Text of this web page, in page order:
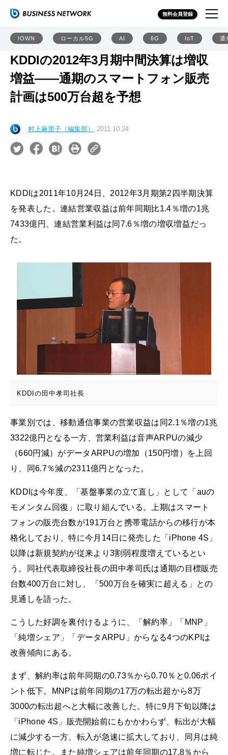
無料会員登録
IOWN ローカル5G AI 6G IoT 通
KDDIの2012年3月期中間決算は増収
増益――通期のスマートフォン販売
計画は500万台超を予想
村上麻里子（編集部） 2011.10.24
KDDIは2011年10月24日、2012年3月期第2四半期決算
を発表した。連結営業収益は前年同期比1.4％増の1兆
7433億円、連結営業利益は同7.6％増の増収増益だっ
た。
KDDIの田中孝司社長
事業別では、移動通信事業の営業収益は同2.1％増の1兆
3322億円となる一方、営業利益は音声ARPUの減少
（660円減）がデータARPUの増加（150円増）を上回
り、同6.7％減の2311億円となった。
KDDIは今年度、「基盤事業の立て直し」として「auの
モメンタム回復」に取り組んでいる。上期はスマート
フォンの販売台数が191万台と携帯電話からの移行が本
格化しており、特に今月14日に発売した「iPhone 4S」
以降は新規契約が従来より3割弱程度増えているとい
う。同社代表取締役社長の田中孝司氏は通期の目標販売
台数400万台に対し、「500万台を確実に超える」との
見通しを語った。
こうした好調を裏付けるように、「解約率」「MNP」
「純増シェア」「データARPU」からなる4つのKPIは
改善傾向にある。
まず、解約率は前年同期の0.73％から0.70％と0.06ポイ
ント低下。MNPは前年同期の17万の転出超から8万
3000の転出超へと大幅に改善した。特に9月下旬以降は
「iPhone 4S」販売開始前にもかかわらず、転出が大幅
に減少する一方、転入が急速に拡大しており、同月は純
増に転じた。また純増シェアは前年同期の17.8％から